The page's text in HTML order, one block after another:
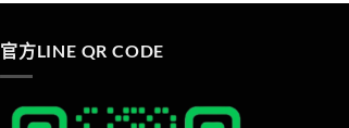
官方LINE QR CODE